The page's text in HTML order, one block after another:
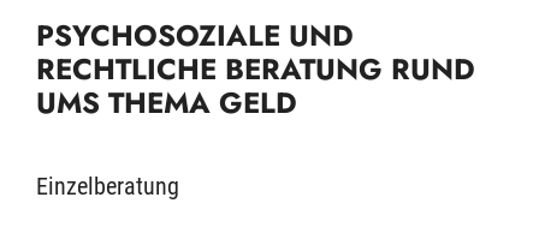
PSYCHOSOZIALE UND
RECHTLICHE BERATUNG RUND
UMS THEMA GELD
Einzelberatung